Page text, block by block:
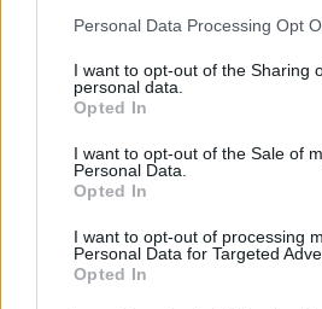
Personal Data Processing Opt
I want to opt-out of the Sharing
personal data.
Opted In
I want to opt-out of the Sale of
Personal Data.
Opted In
I want to opt-out of processing
Personal Data for Targeted
Opted In
vengono spesi i suoi soldi.